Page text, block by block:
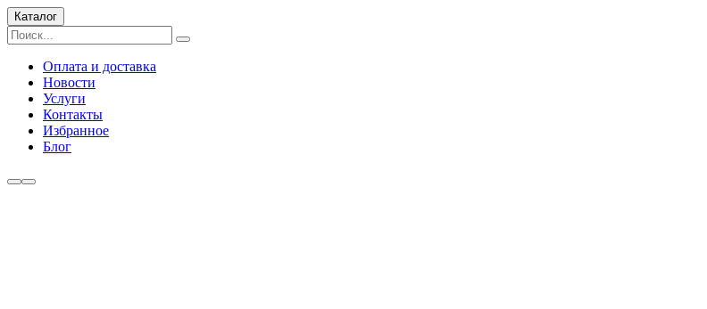
Каталог
Оплата и доставка
Новости
Услуги
Контакты
Избранное
Блог